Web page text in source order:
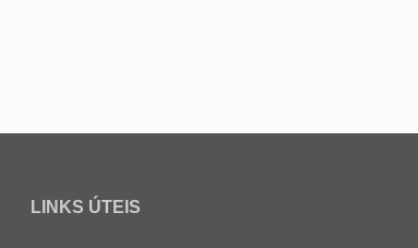
LINKS ÚTEIS